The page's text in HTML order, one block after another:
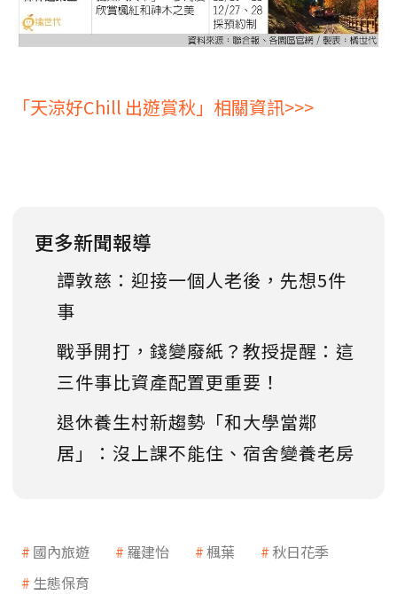
「天涼好Chill 出遊賞秋」相關資訊>>>
更多新聞報導
譚敦慈：迎接一個人老後，先想5件
事
戰爭開打，錢變廢紙？教授提醒：這
三件事比資產配置更重要！
退休養生村新趨勢「和大學當鄰
居」：沒上課不能住、宿舍變養老房
國內旅遊 羅建怡 楓葉
秋日花季
生態保育